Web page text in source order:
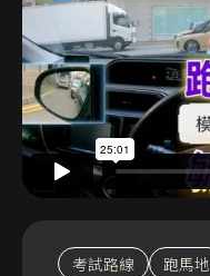
考試路線 跑馬地